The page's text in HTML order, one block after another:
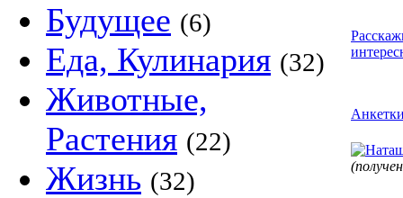
Будущее (6)
Еда, Кулинария (32)
Животные,
Растения (22)
Жизнь (32)